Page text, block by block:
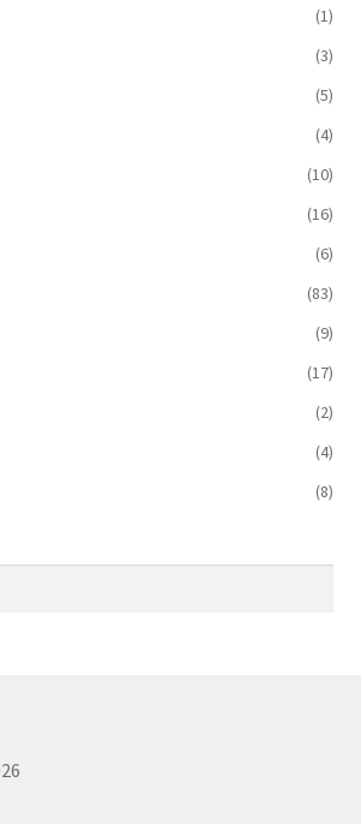
(1)
(3)
(5)
(4)
(10)
(16)
(6)
(83)
(9)
(17)
(2)
(4)
(8)